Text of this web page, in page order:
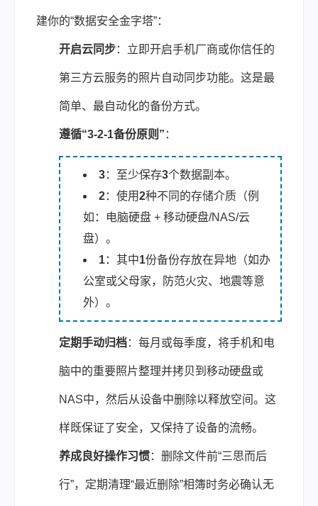
建你的“数据安全金字塔”：
开启云同步：立即开启手机厂商或你信任的
第三方云服务的照片自动同步功能。这是最
简单、最自动化的备份方式。
遵循“3-2-1备份原则” ：
3：至少保存3个数据副本。
2：使用2种不同的存储介质（例
如：电脑硬盘 + 移动硬盘/NAS/云
盘）。
1：其中1份备份存放在异地（如办
公室或父母家，防范火灾、地震等意
外）。
定期手动归档：每月或每季度，将手机和电
脑中的重要照片整理并拷贝到移动硬盘或
NAS中，然后从设备中删除以释放空间。这
样既保证了安全，又保持了设备的流畅。
养成良好操作习惯：删除文件前“三思而后
行”，定期清理“最近删除”相簿时务必确认无